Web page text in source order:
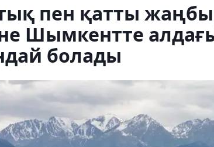
пен қатты
Шымкентте
болады